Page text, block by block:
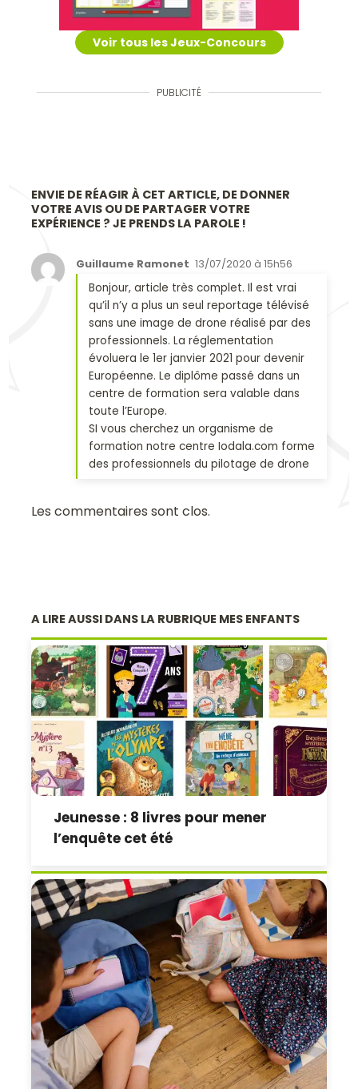
Voir tous les Jeux-Concours
PUBLICITÉ
ENVIE DE RÉAGIR À CET ARTICLE, DE DONNER
VOTRE AVIS OU DE PARTAGER VOTRE
EXPÉRIENCE ? JE PRENDS LA PAROLE !
Guillaume Ramonet 13/07/2020 à 15h56
Bonjour, article très complet. Il est vrai
qu’il n’y a plus un seul reportage télévisé
sans une image de drone réalisé par des
professionnels. La réglementation
évoluera le 1er janvier 2021 pour devenir
Européenne. Le diplôme passé dans un
centre de formation sera valable dans
toute l’Europe.
SI vous cherchez un organisme de
formation notre centre Iodala.com forme
des professionnels du pilotage de drone
Les commentaires sont clos.
A LIRE AUSSI DANS LA RUBRIQUE MES ENFANTS
Jeunesse : 8 livres pour mener
l’enquête cet été